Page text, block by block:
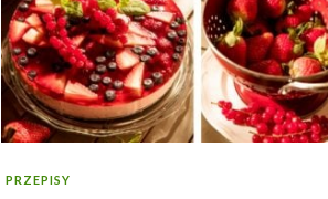
PRZEPISY